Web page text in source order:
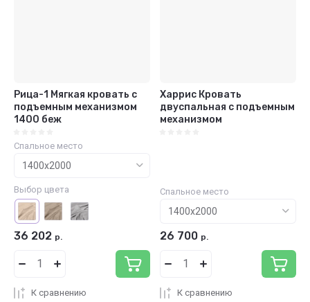
Рица-1 Мягкая кровать с
подъемным механизмом
1400 беж
Спальное место
Выбор цвета
36 202 р.
К сравнению
Харрис Кровать
двуспальная с подъемным
механизмом
Спальное место
26 700 р.
К сравнению